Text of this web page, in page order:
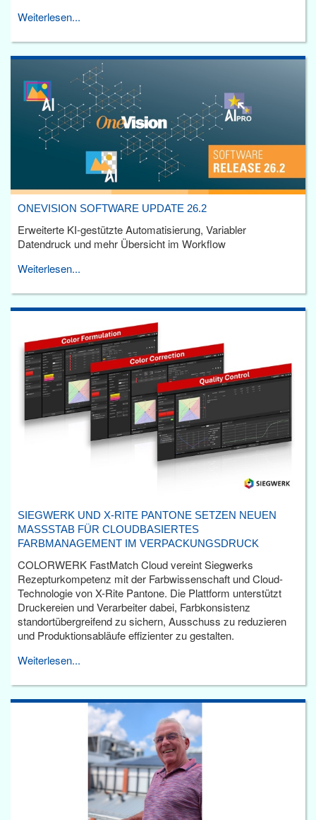
Weiterlesen...
ONEVISION SOFTWARE UPDATE 26.2
Erweiterte KI-gestützte Automatisierung, Variabler
Datendruck und mehr Übersicht im Workflow
Weiterlesen...
SIEGWERK UND X-RITE PANTONE SETZEN NEUEN
MASSSTAB FÜR CLOUDBASIERTES F
ARBMANAGEMENT IM VERPACKUNGSDRUCK
COLORWERK FastMatch Cloud vereint Siegwerks
Rezepturkompetenz mit der Farbwissenschaft und Cloud-
Technologie von X-Rite Pantone. Die Plattform unterstützt
Druckereien und Verarbeiter dabei, Farbkonsistenz
standortübergreifend zu sichern, Ausschuss zu reduzieren
und Produktionsabläufe effizienter zu gestalten.
Weiterlesen...